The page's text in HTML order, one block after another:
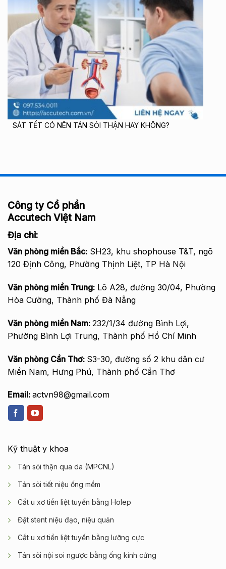
SÁT TẾT CÓ NÊN TÁN SỎI THẬN HAY KHÔNG?
Công ty Cổ phần
Accutech Việt Nam
Địa chỉ:
Văn phòng miền Bắc: SH23, khu shophouse T&T, ngõ
120 Định Công, Phường Thịnh Liệt, TP Hà Nội
Văn phòng miền Trung: Lô A28, đường 30/04, Phường
Hòa Cường, Thành phố Đà Nẵng
Văn phòng miền Nam: 232/1/34 đường Bình Lợi,
Phường Bình Lợi Trung, Thành phố Hồ Chí Minh
Văn phòng Cần Thơ: S3-30, đường số 2 khu dân cư
Miền Nam, Hưng Phú, Thành phố Cần Thơ
Email: actvn98@gmail.com
Kỹ thuật y khoa
Tán sỏi thận qua da (MPCNL)
Tán sỏi tiết niệu ống mềm
Cắt u xơ tiền liệt tuyến bằng Holep
Đặt stent niệu đạo, niệu quản
Cắt u xơ tiền liệt tuyến bằng lưỡng cực
Tán sỏi nội soi ngược bằng ống kính cứng